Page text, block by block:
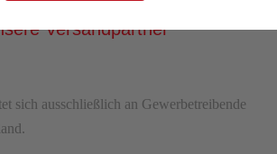
Versandpartner
sich ausschließlich an Gewerbetreibende